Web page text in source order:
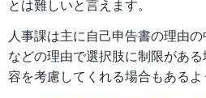
とは難しいと言えます。
人事課は主に自己申告書の理由の
などの理由で選択肢に制限があ
容を考慮してくれる場合もあるよ